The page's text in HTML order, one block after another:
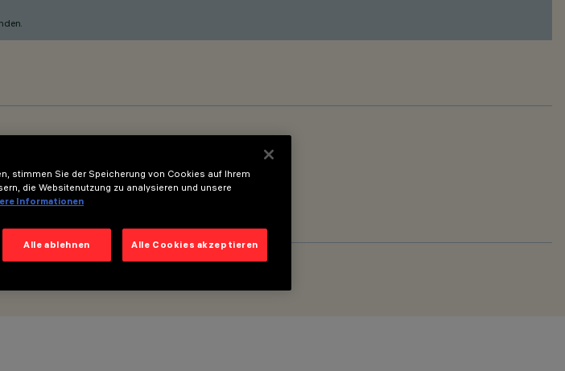
stimmen Sie der Speicherung von Cookies auf Ihrem
die Websitenutzung zu analysieren und unsere
Informationen
Alle ablehnen Alle Cookies akzeptieren